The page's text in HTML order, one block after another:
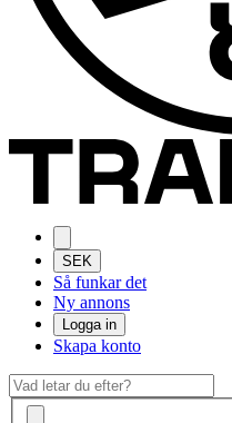
SEK
Så funkar det
Ny annons
Logga in
Skapa konto